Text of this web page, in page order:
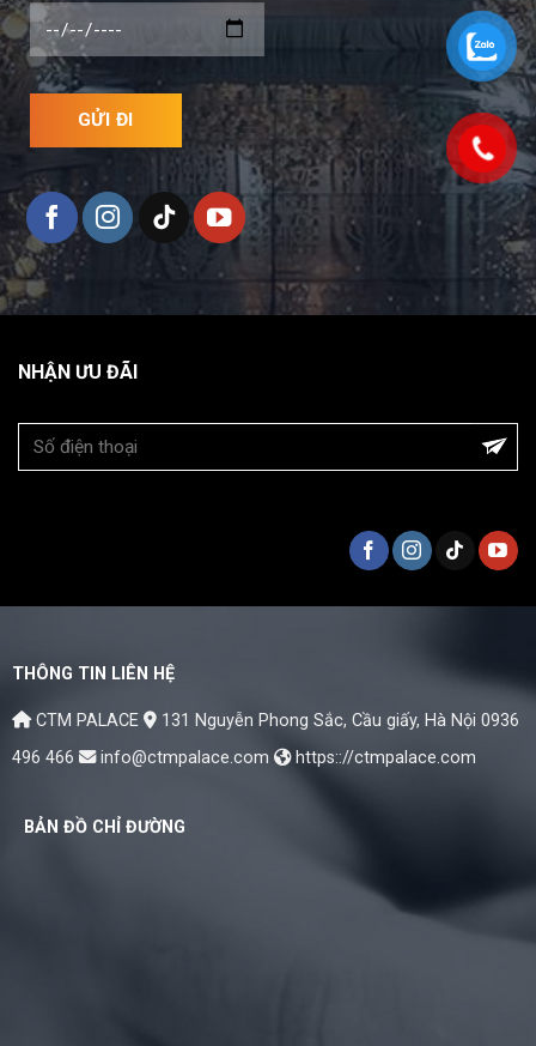
NHẬN ƯU ĐÃI
THÔNG TIN LIÊN HỆ
CTM PALACE 131 Nguyễn Phong Sắc, Cầu giấy, Hà Nội 0936
496 466
info@ctmpalace.com https:://ctmpalace.com
BẢN ĐỒ CHỈ ĐƯỜNG